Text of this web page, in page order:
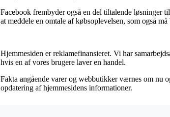
Facebook frembyder også en del tiltalende løsninger
at meddele en omtale af købsoplevelsen, som også
Hjemmesiden er reklamefinansieret. Vi har
hvis en af vores brugere laver en handel.
Fakta angående varer og webbutikker værnes om nu
opdatering af hjemmesidens informationer.